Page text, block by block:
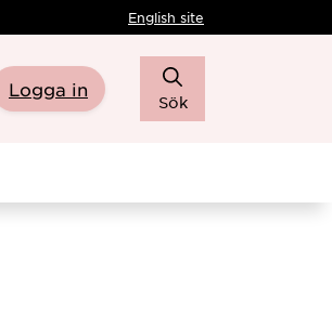
English site
Logga in
Sök